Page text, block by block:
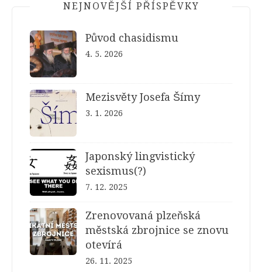
NEJNOVĚJŠÍ PŘÍSPĚVKY
Původ chasidismu
4. 5. 2026
Mezisvěty Josefa Šímy
3. 1. 2026
Japonský lingvistický
sexismus(?)
7. 12. 2025
Zrenovovaná plzeňská
městská zbrojnice se znovu
otevírá
26. 11. 2025